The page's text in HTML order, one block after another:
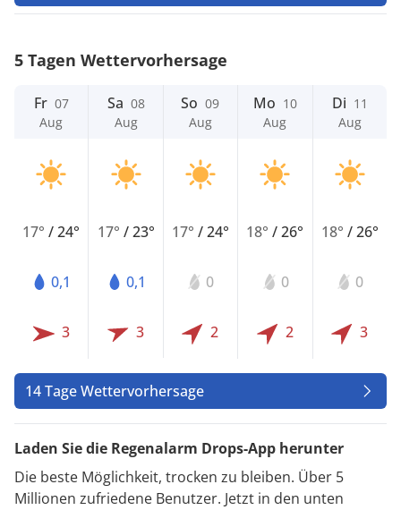
5 Tagen Wettervorhersage
Fr 07
Aug
17°/24°
0,1
3
Sa 08
Aug
17° /23°
0,1
3
So 09
Aug
17° /24°
0
2
Mo 10
Aug
18°/26°
0
2
Di 11
Aug
18° /26°
0
3
14 Tage Wettervorhersage
Laden Sie die Regenalarm Drops-App herunter
Die beste Möglichkeit, trocken zu bleiben. Über 5
Millionen zufriedene Benutzer. Jetzt in den unten